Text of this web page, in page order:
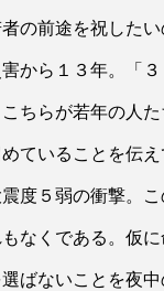
の前途を祝した
から１３年。「
ちらが若年の人
ていることを伝
度５弱の衝撃。
なくである。仮
ばないことを夜